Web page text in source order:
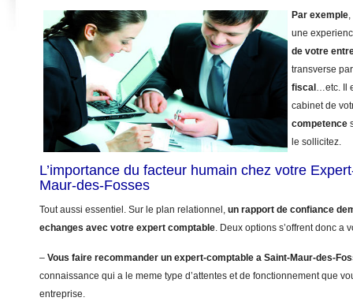
Par exemple
une
de votre
transverse
fiscal …etc. Il
cabinet de
competence
le sollicitez.
L’importance du facteur humain chez votre
Maur-des-Fosses
Tout aussi essentiel. Sur le plan relationnel, un rapport de confiance
echanges avec votre expert comptable. Deux options s’offrent donc a
– Vous faire recommander un expert-comptable a Saint-Maur-des-
connaissance qui a le meme type d’attentes et de fonctionnement que
entreprise.